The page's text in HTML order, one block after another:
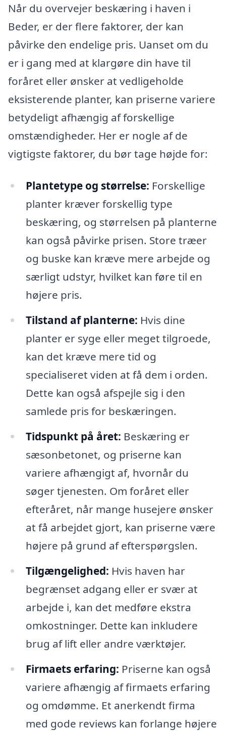
Når du overvejer beskæring i haven i
Beder, er der flere faktorer, der kan
påvirke den endelige pris. Uanset om du
er i gang med at klargøre din have til
foråret eller ønsker at vedligeholde
eksisterende planter, kan priserne variere
betydeligt afhængig af forskellige
omstændigheder. Her er nogle af de
vigtigste faktorer, du bør tage højde for:
Plantetype og størrelse: Forskellige
planter kræver forskellig type
beskæring, og størrelsen på planterne
kan også påvirke prisen. Store træer
og buske kan kræve mere arbejde og
særligt udstyr, hvilket kan føre til en
højere pris.
Tilstand af planterne: Hvis dine
planter er syge eller meget tilgroede,
kan det kræve mere tid og
specialiseret viden at få dem i orden.
Dette kan også afspejle sig i den
samlede pris for beskæringen.
Tidspunkt på året: Beskæring er
sæsonbetonet, og priserne kan
variere afhængigt af, hvornår du
søger tjenesten. Om foråret eller
efteråret, når mange husejere ønsker
at få arbejdet gjort, kan priserne være
højere på grund af efterspørgslen.
Tilgængelighed: Hvis haven har
begrænset adgang eller er svær at
arbejde i, kan det medføre ekstra
omkostninger. Dette kan inkludere
brug af lift eller andre værktøjer.
Firmaets erfaring: Priserne kan også
variere afhængig af firmaets erfaring
og omdømme. Et anerkendt firma
med gode reviews kan forlange højere